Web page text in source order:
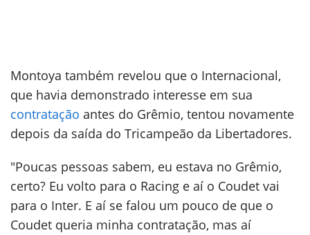
Montoya também revelou que o Internacional,
que havia demonstrado interesse em sua
contratação antes do Grêmio, tentou novamente
depois da saída do Tricampeão da Libertadores.
"Poucas pessoas sabem, eu estava no Grêmio,
certo? Eu volto para o Racing e aí o Coudet vai
para o Inter. E aí se falou um pouco de que o
Coudet queria minha contratação, mas aí